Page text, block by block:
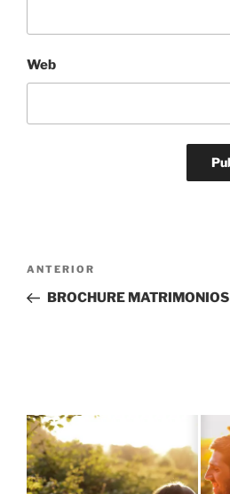
Web
Navegación
entradas
Entrada
anterior:
ANTERIOR
BROCHURE MATRIMONIOS